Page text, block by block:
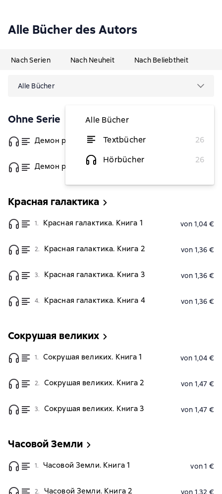
Alle Bücher des Autors
Nach Serien Nach Neuheit Nach Beliebtheit
Alle Bücher
Alle Bücher
Textbücher
26
Hörbücher
26
Ohne Serie
Демон рода Орловых. Книга 1 von 1,32 €
Демон рода Орловых. Книга 2
Красная галактика
1. Красная галактика. Книга 1 von 1,04 €
2. Красная галактика. Книга 2 von 1,36 €
3. Красная галактика. Книга 3 von 1,36 €
4. Красная галактика. Книга 4 von 1,36 €
Сокрушая великих
1. Сокрушая великих. Книга 1 von 1,04 €
2. Сокрушая великих. Книга 2 von 1,47 €
3. Сокрушая великих. Книга 3 von 1,47 €
Часовой Земли
1. Часовой Земли. Книга 1 von 1 €
2. Часовой Земли. Книга 2 von 1,32 €